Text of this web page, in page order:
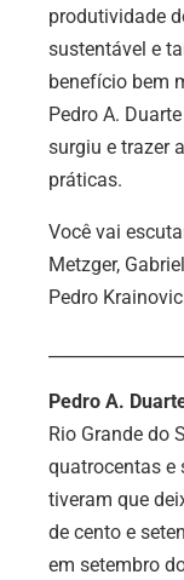
produtividade
sustentável e
benefício bem
Pedro A.
surgiu e trazer
práticas.
Você vai
Metzger,
Pedro
Pedro A.
Rio Grande do
quatrocentas e
tiveram que
de cento e
em setembro